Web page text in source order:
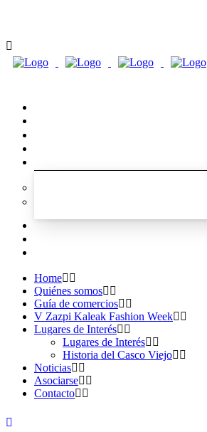
Home
Quiénes somos
Guía de comercios
V Zazpi Kaleak Fashion Week
Lugares de Interés
Lugares de Interés
Historia del Casco Viejo
Noticias
Asociarse
Contacto